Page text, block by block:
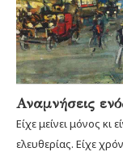
Αναμνήσεις
Είχε μείνει μόνος κι
ελευθερίας. Είχε